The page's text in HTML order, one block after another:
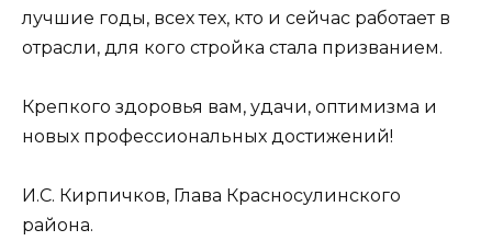
лучшие годы, всех тех, кто и сейчас работает в
отрасли, для кого стройка стала призванием.
Крепкого здоровья вам, удачи, оптимизма и
новых профессиональных достижений!
И.С. Кирпичков, Глава Красносулинского
района.